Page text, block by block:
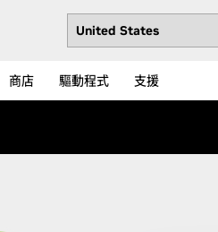
商店 驅動程式 支援